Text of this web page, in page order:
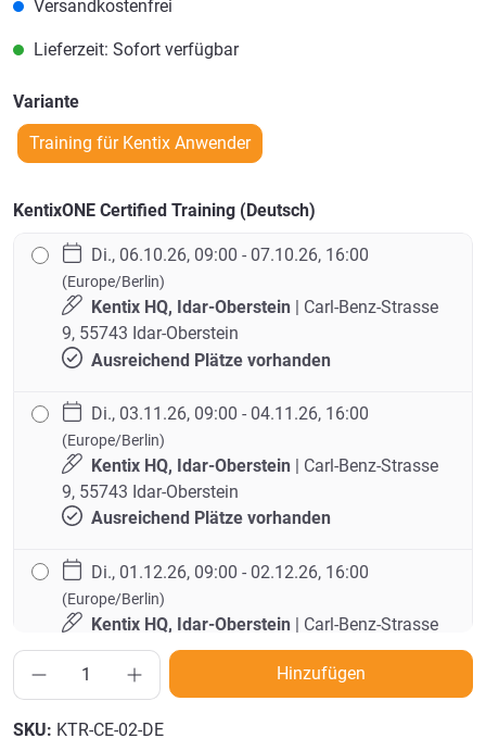
Versandkostenfrei
Lieferzeit: Sofort verfügbar
Variante
Training für Kentix Anwender
KentixONE Certified Training (Deutsch)
Di., 06.10.26, 09:00 - 07.10.26, 16:00
(Europe/Berlin)
Kentix HQ, Idar-Oberstein | Carl-Benz-Strasse
9, 55743 Idar-Oberstein
Ausreichend Plätze vorhanden
Di., 03.11.26, 09:00 - 04.11.26, 16:00
(Europe/Berlin)
Kentix HQ, Idar-Oberstein | Carl-Benz-Strasse
9, 55743 Idar-Oberstein
Ausreichend Plätze vorhanden
Di., 01.12.26, 09:00 - 02.12.26, 16:00
(Europe/Berlin)
Kentix HQ, Idar-Oberstein | Carl-Benz-Strasse
9, 55743 Idar-Oberstein
Ausreichend Plätze vorhanden
Hinzufügen
SKU: KTR-CE-02-DE